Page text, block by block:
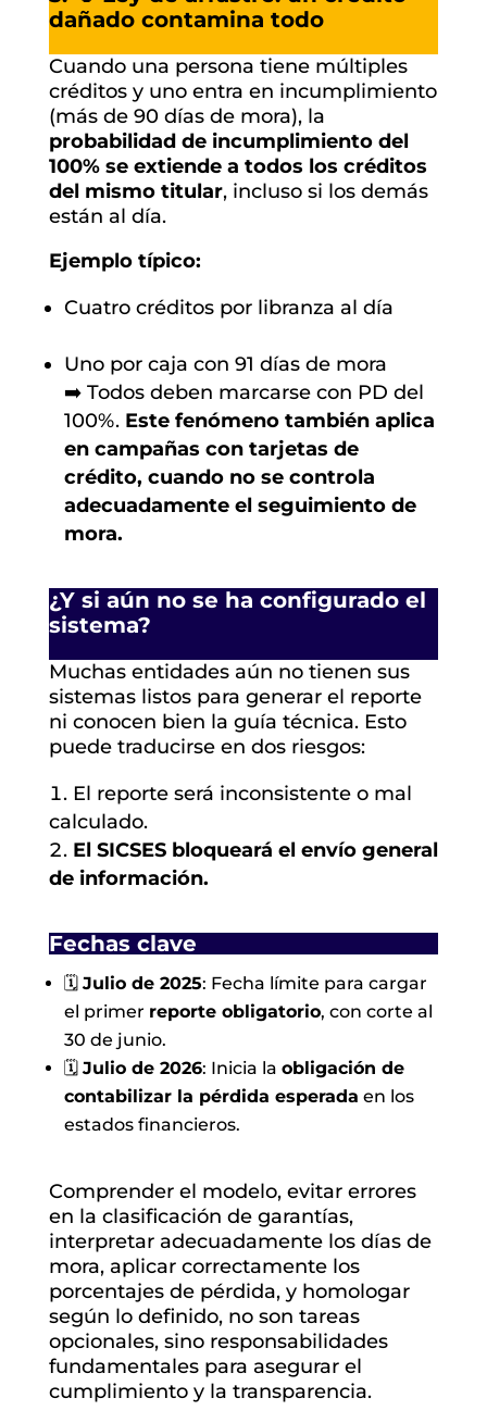
dañado contamina todo
Cuando una persona tiene múltiples
créditos y uno entra en incumplimiento
(más de 90 días de mora), la
probabilidad de incumplimiento del
100% se extiende a todos los créditos
del mismo titular, incluso si los demás
están al día.
Ejemplo típico:
Cuatro créditos por libranza al día
Uno por caja con 91 días de mora
➡️ Todos deben marcarse con PD del
100%. Este fenómeno también aplica
en campañas con tarjetas de
crédito, cuando no se controla
adecuadamente el seguimiento de
mora.
¿Y si aún no se ha configurado el
sistema?
Muchas entidades aún no tienen sus
sistemas listos para generar el reporte
ni conocen bien la guía técnica. Esto
puede traducirse en dos riesgos:
El reporte será inconsistente o mal
calculado.
El SICSES bloqueará el envío general
de información.
Fechas clave
🗓️ Julio de 2025: Fecha límite para cargar
el primer reporte obligatorio, con corte al
30 de junio.
🗓️ Julio de 2026: Inicia la obligación de
contabilizar la pérdida esperada en los
estados financieros.
Comprender el modelo, evitar errores
en la clasificación de garantías,
interpretar adecuadamente los días de
mora, aplicar correctamente los
porcentajes de pérdida, y homologar
según lo definido, no son tareas
opcionales, sino responsabilidades
fundamentales para asegurar el
cumplimiento y la transparencia.